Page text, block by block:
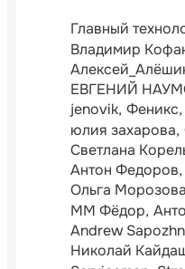
Главный
Владимир
ЕВГЕНИЙ
jenovik Феникс
юлия захарова
Светлана
Антон Федоров
Ольга Морозова
ММ Фёдор
Andrew
Николай